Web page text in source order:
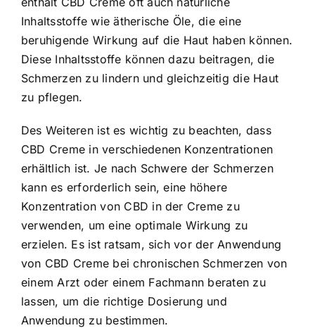
Inhaltsstoffe wie ätherische Öle, die eine
beruhigende Wirkung auf die Haut haben können.
Diese Inhaltsstoffe können dazu beitragen, die
Schmerzen zu lindern und gleichzeitig die Haut
zu pflegen.
Des Weiteren ist es wichtig zu beachten, dass
CBD Creme in verschiedenen Konzentrationen
erhältlich ist. Je nach Schwere der Schmerzen
kann es erforderlich sein, eine höhere
Konzentration von CBD in der Creme zu
verwenden, um eine optimale Wirkung zu
erzielen. Es ist ratsam, sich vor der Anwendung
von CBD Creme bei chronischen Schmerzen von
einem Arzt oder einem Fachmann beraten zu
lassen, um die richtige Dosierung und
Anwendung zu bestimmen.